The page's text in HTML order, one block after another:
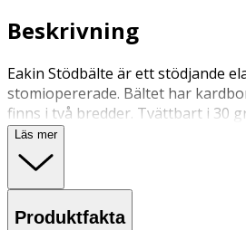
Beskrivning
Eakin Stödbälte är ett stödjande
stomiopererade. Bältet har
finns i två bredder. Tvättbart i 30
Läs mer
Produktfakta